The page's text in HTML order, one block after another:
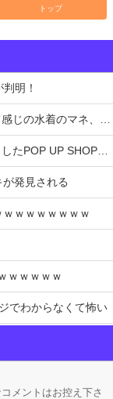
トップ
明！
、セッシュウへの反応！！！
が東京・大阪にて開催
発見される
ｗｗｗｗｗｗｗ
ｗｗｗｗｗ
でわからなくて怖い
を受けてしまうｗｗｗｗｗｗｗ
被るから炎上回避しようとした？画像あり
メントはお控え下さ